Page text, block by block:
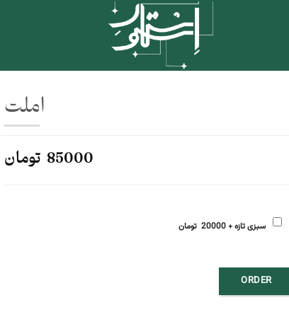
املت
85000 تومان
سبزی تازه + 20000 تومان
ORDER